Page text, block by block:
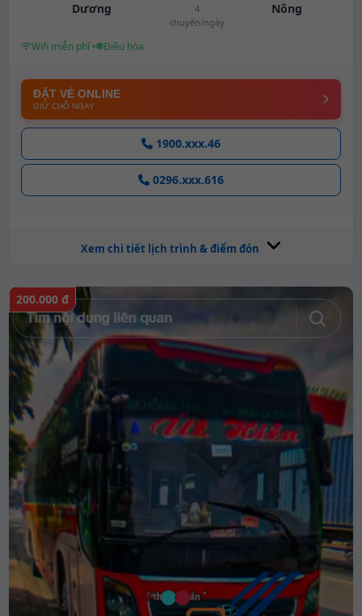
Dương
4
chuyến/ngày
Nông
Wifi miễn phí • Điều hòa
ĐẶT VÉ ONLINE
GIỮ CHỖ NGAY
1900.xxx.46
0296.xxx.616
Xem chi tiết lịch trình & điểm đón
200.000 đ